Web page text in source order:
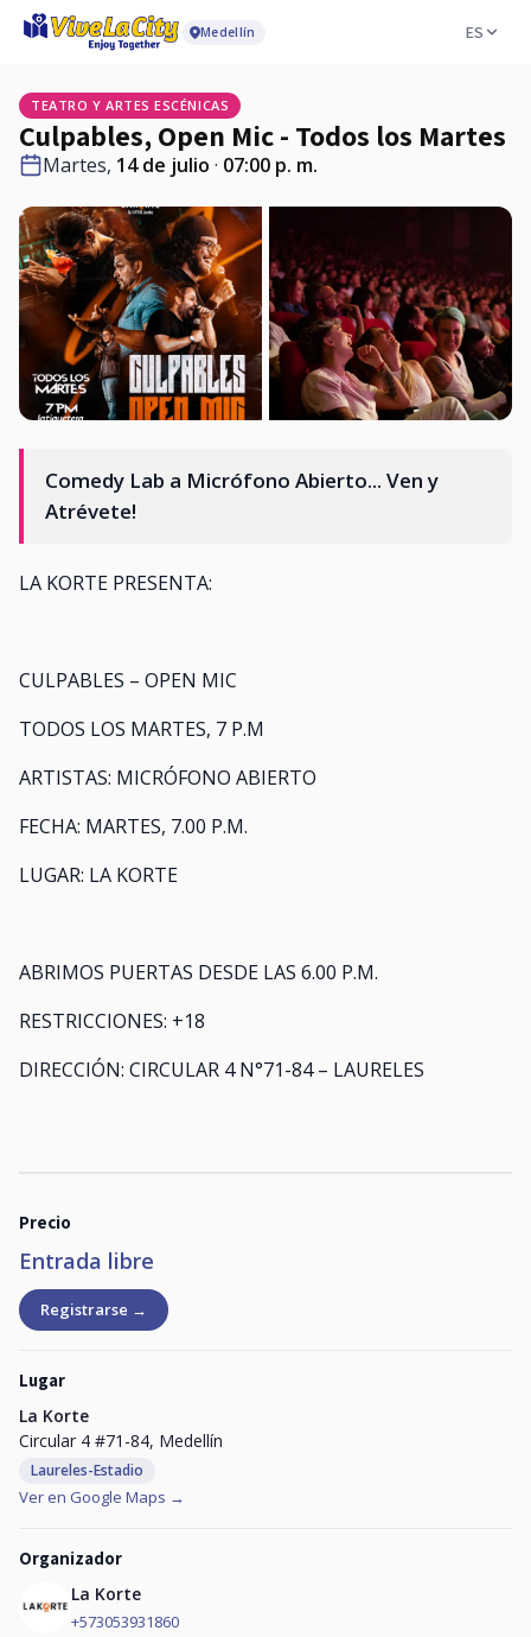
Medellín ES
TEATRO Y ARTES ESCÉNICAS
Culpables, Open Mic - Todos los Martes
Martes, 14 de julio · 07:00 p. m.
Comedy Lab a Micrófono Abierto... Ven y
Atrévete!
LA KORTE PRESENTA:
CULPABLES – OPEN MIC
TODOS LOS MARTES, 7 P.M
ARTISTAS: MICRÓFONO ABIERTO
FECHA: MARTES, 7.00 P.M.
LUGAR: LA KORTE
ABRIMOS PUERTAS DESDE LAS 6.00 P.M.
RESTRICCIONES: +18
DIRECCIÓN: CIRCULAR 4 N°71-84 – LAURELES
Precio
Entrada libre
Registrarse →
Lugar
La Korte
Circular 4 #71-84, Medellín
Laureles-Estadio
Ver en Google Maps →
Organizador
La Korte
+573053931860